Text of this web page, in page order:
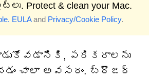
Protect & clean your Mac.
EULAand Privacy/Cookie Policy.
పరికరాలను
చాలా అవసరం. బ్రౌజర్